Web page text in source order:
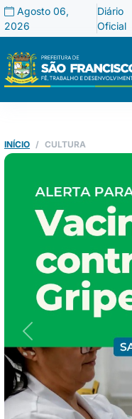
Agosto 06,
2026
Diário
Oficial
INÍCIO CULTURA
Anterior